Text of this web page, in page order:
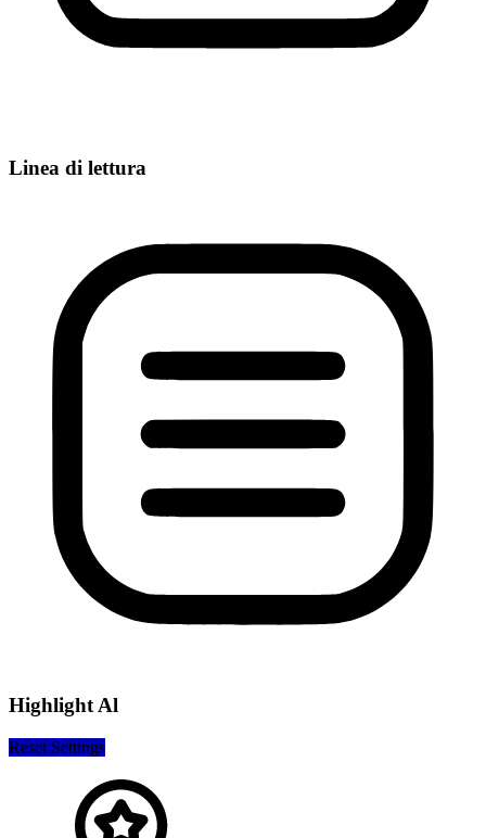
Linea di lettura
Highlight Al
Reset Settings